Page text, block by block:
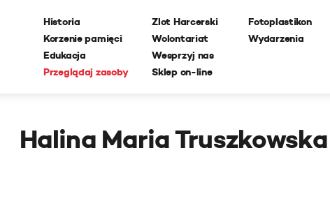
Historia
Korzenie pamięci
Edukacja
Przeglądaj zasoby
Zlot Harcerski
Wolontariat
Wesprzyj nas
Sklep on-line
Fotoplastikon
Wydarzenia
Halina Maria Truszkowska